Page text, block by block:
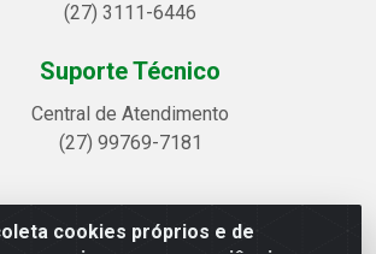
cookies próprios e de
(27) 3111-6446
Suporte Técnico
Central de Atendimento
(27) 99769-7181
LTDA - Avenida Alegre, 2521 -